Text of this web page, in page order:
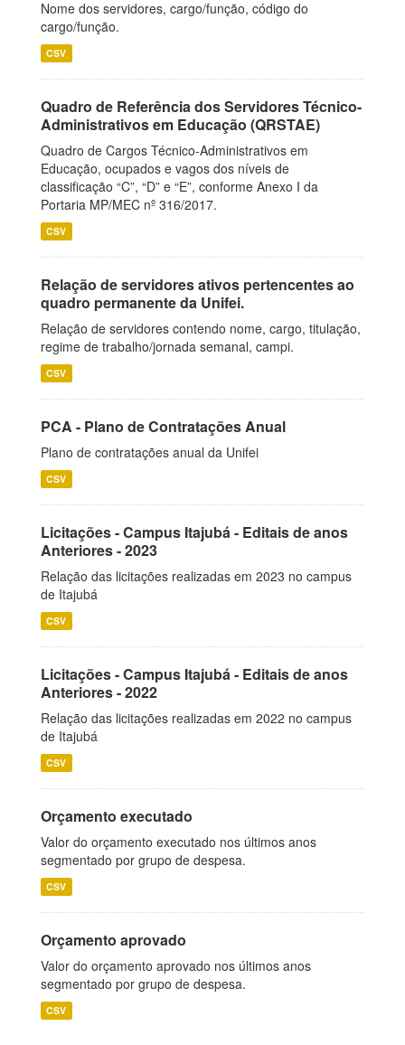
Nome dos servidores, cargo/função, código do
cargo/função.
CSV
Quadro de Referência dos Servidores Técnico-
Administrativos em Educação (QRSTAE)
Quadro de Cargos Técnico-Administrativos em
Educação, ocupados e vagos dos níveis de
classificação “C”, “D” e “E”, conforme Anexo I da
Portaria MP/MEC nº 316/2017.
CSV
Relação de servidores ativos pertencentes ao
quadro permanente da Unifei.
Relação de servidores contendo nome, cargo, titulação,
regime de trabalho/jornada semanal, campi.
CSV
PCA - Plano de Contratações Anual
Plano de contratações anual da Unifei
CSV
Licitações - Campus Itajubá - Editais de anos
Anteriores - 2023
Relação das licitações realizadas em 2023 no campus
de Itajubá
CSV
Licitações - Campus Itajubá - Editais de anos
Anteriores - 2022
Relação das licitações realizadas em 2022 no campus
de Itajubá
CSV
Orçamento executado
Valor do orçamento executado nos últimos anos
segmentado por grupo de despesa.
CSV
Orçamento aprovado
Valor do orçamento aprovado nos últimos anos
segmentado por grupo de despesa.
CSV